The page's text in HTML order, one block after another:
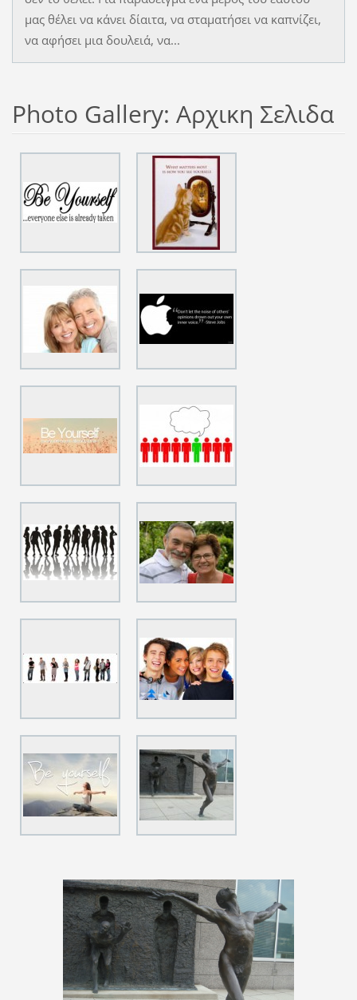
μας θέλει να κάνει δίαιτα, να σταματήσει να καπνίζει,
να αφήσει μια δουλειά, να...
Photo Gallery: Αρχικη Σελιδα